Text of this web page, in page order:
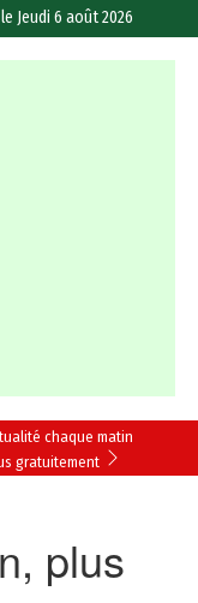
Jeudi 6 août 2026
chaque matin
gratuitement
plus